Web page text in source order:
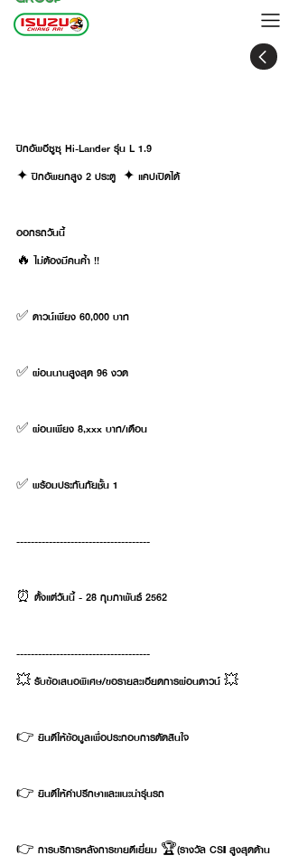
ปิกอัพอีซูซุ Hi-Lander รุ่น L 1.9
✦ ปิกอัพยกสูง 2 ประตู  ✦ แคปเปิดได้
ออกรถวันนี้
🔥 ไม่ต้องมีคนค้ำ !!
✅ ดาวน์เพียง 60,000 บาท
✅ ผ่อนนานสูงสุด 96 งวด
✅ ผ่อนเพียง 8,xxx บาท/เดือน
✅ พร้อมประกันภัยชั้น 1
-------------------------------------
⏰ ตั้งแต่วันนี้ - 28 กุมภาพันธ์ 2562
-------------------------------------
💥 รับข้อเสนอพิเศษ/ขอรายละเอียดการผ่อนดาวน์ 💥
👉 ยินดีให้ข้อมูลเพื่อประกอบการตัดสินใจ
👉 ยินดีให้คำปรึกษาและแนะนำรุ่นรถ
👉 การบริการหลังการขายดีเยี่ยม 🏆(รางวัล CSI สูงสุดด้าน